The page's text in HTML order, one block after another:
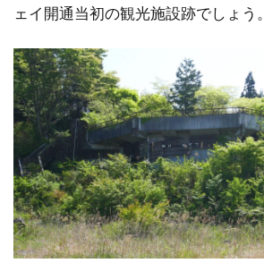
ェイ開通当初の観光施設跡でしょう。